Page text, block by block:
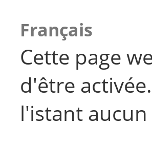
Français
Cette page
d'être
l'istant